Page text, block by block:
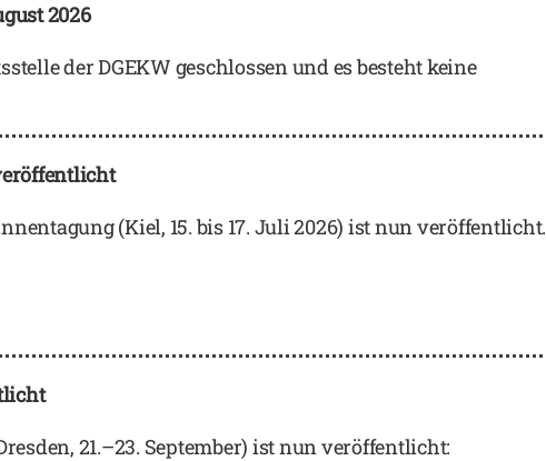
2026
der DGEKW geschlossen und es besteht keine
(Kiel, 15. bis 17. Juli 2026) ist nun veröffentlicht.
21.–23. September) ist nun veröffentlicht: